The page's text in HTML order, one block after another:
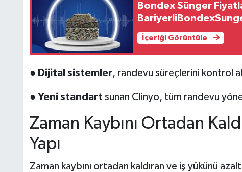
Bondex Sünger
İçeriği Görüntüle
● Dijital sistemler, randevu süreçlerini kontrol
● Yeni standart sunan Clinyo, tüm randevu
Zaman Kaybını Ortadan
Yapı
Zaman kaybını ortadan kaldıran ve iş yükünü